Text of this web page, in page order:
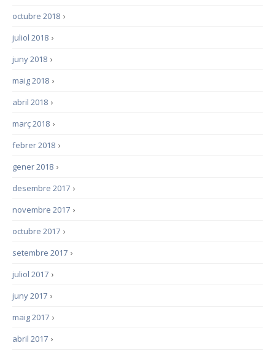
›
octubre 2018
›
juliol 2018
›
juny 2018
›
maig 2018
›
abril 2018
›
març 2018
›
febrer 2018
›
gener 2018
›
desembre 2017
›
novembre 2017
›
octubre 2017
›
setembre 2017
›
juliol 2017
›
juny 2017
›
maig 2017
›
abril 2017